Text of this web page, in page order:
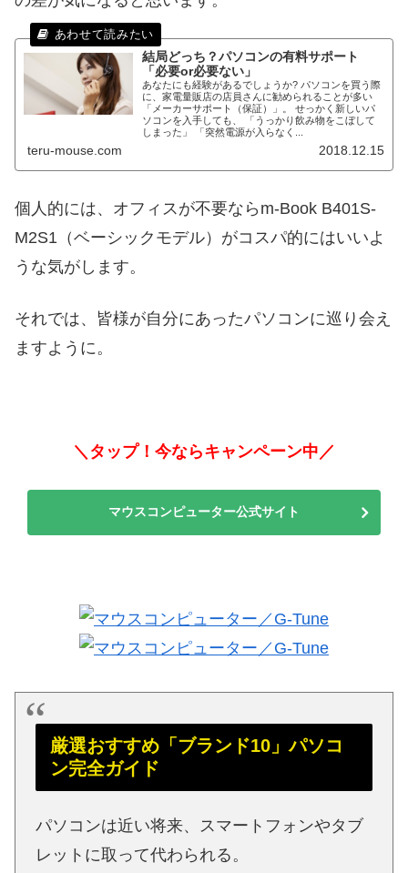
結局どっち？パソコンの有料サポート
「必要or必要ない」
あなたにも経験があるでしょうか? パソコンを買う際
に、家電量販店の店員さんに勧められることが多い
「メーカーサポート（保証）」。 せっかく新しいパ
ソコンを入手しても、 「うっかり飲み物をこぼして
しまった」 「突然電源が入らなく...
teru-mouse.com 2018.12.15
個人的には、オフィスが不要ならm-Book B401S-
M2S1（ベーシックモデル）がコスパ的にはいいよ
うな気がします。
それでは、皆様が自分にあったパソコンに巡り会え
ますように。
＼タップ！今ならキャンペーン中／
マウスコンピューター公式サイト
厳選おすすめ「ブランド10」パソコ
ン完全ガイド
パソコンは近い将来、スマートフォンやタブ
レットに取って代わられる。